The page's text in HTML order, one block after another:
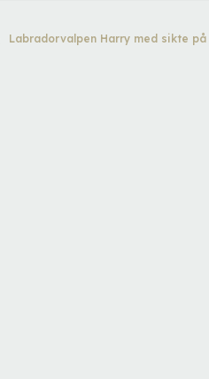
Labradorvalpen Harry med sikte